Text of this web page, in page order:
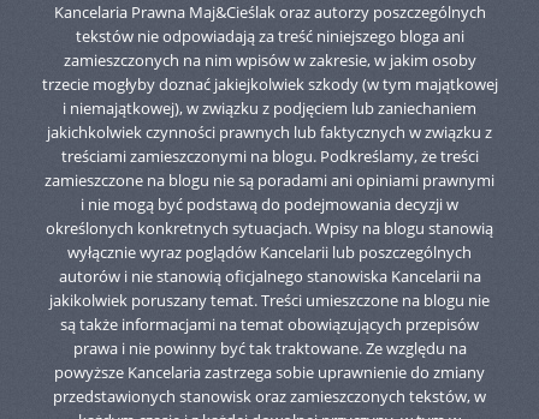
Kancelaria Prawna Maj&Cieślak oraz autorzy poszczególnych
tekstów nie odpowiadają za treść niniejszego bloga ani
zamieszczonych na nim wpisów w zakresie, w jakim osoby
trzecie mogłyby doznać jakiejkolwiek szkody (w tym majątkowej
i niemajątkowej), w związku z podjęciem lub zaniechaniem
jakichkolwiek czynności prawnych lub faktycznych w związku z
treściami zamieszczonymi na blogu. Podkreślamy, że treści
zamieszczone na blogu nie są poradami ani opiniami prawnymi
i nie mogą być podstawą do podejmowania decyzji w
określonych konkretnych sytuacjach. Wpisy na blogu stanowią
wyłącznie wyraz poglądów Kancelarii lub poszczególnych
autorów i nie stanowią oficjalnego stanowiska Kancelarii na
jakikolwiek poruszany temat. Treści umieszczone na blogu nie
są także informacjami na temat obowiązujących przepisów
prawa i nie powinny być tak traktowane. Ze względu na
powyższe Kancelaria zastrzega sobie uprawnienie do zmiany
przedstawionych stanowisk oraz zamieszczonych tekstów, w